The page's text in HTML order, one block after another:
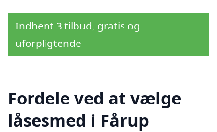
Indhent 3 tilbud, gratis og
uforpligtende
Fordele ved at vælge
låsesmed i Fårup